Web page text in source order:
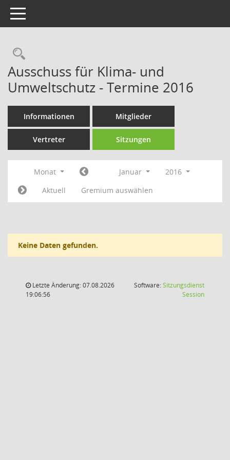
Toggle navigation
Rechercheauswahl
Ausschuss für Klima- und
Umweltschutz - Termine 2016
Informationen Mitglieder
Vertreter Sitzungen
Monat Januar
2016
Aktuell
Gremium auswählen
Keine Daten gefunden.
Letzte Änderung: 07.08.2026
19:06:56
Software:Sitzungsdienst
Session(Wird in